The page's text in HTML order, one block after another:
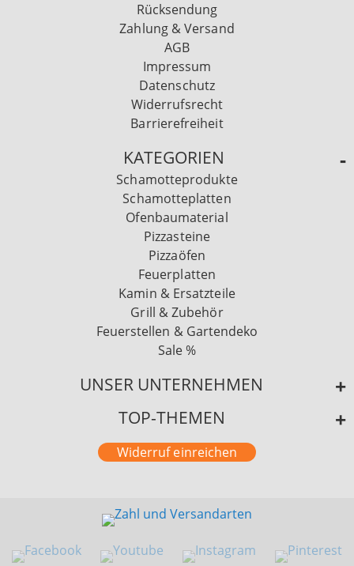
Rücksendung
Zahlung & Versand
AGB
Impressum
Datenschutz
Widerrufsrecht
Barrierefreiheit
KATEGORIEN
Schamotteprodukte
Schamotteplatten
Ofenbaumaterial
Pizzasteine
Pizzaöfen
Feuerplatten
Kamin & Ersatzteile
Grill & Zubehör
Feuerstellen & Gartendeko
Sale %
UNSER UNTERNEHMEN
TOP-THEMEN
Widerruf einreichen